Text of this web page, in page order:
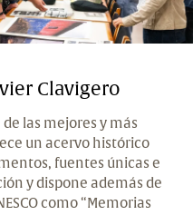
Clavigero
de las mejores y más
un acervo histórico
fuentes únicas e
y dispone además de
como “Memorias